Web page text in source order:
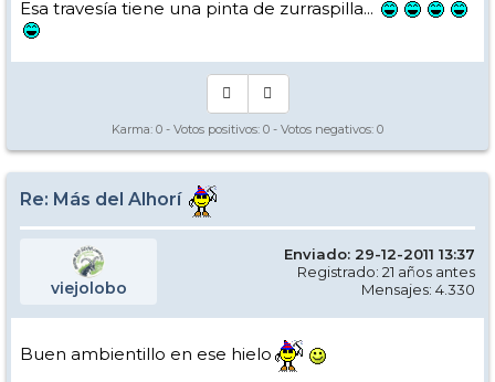
Esa travesía tiene una pinta de zurraspilla...
Karma: 0 - Votos positivos: 0 - Votos negativos: 0
Re: Más del Alhorí
viejolobo
Enviado: 29-12-2011 13:37
Registrado: 21 años antes
Mensajes: 4.330
Buen ambientillo en ese hielo